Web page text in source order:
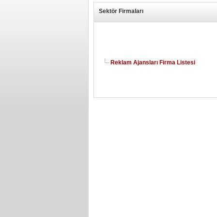
Sektör Firmaları
Reklam Ajansları Firma Listesi